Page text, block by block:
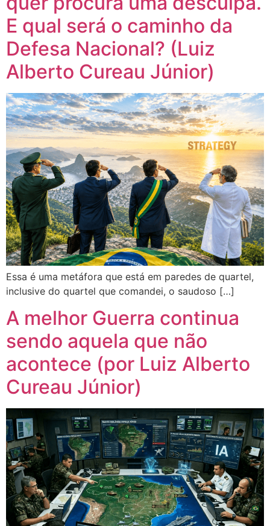
E qual será o caminho da
Defesa Nacional? (Luiz
Alberto Cureau Júnior)
Essa é uma metáfora que está em paredes de quartel,
inclusive do quartel que comandei, o saudoso […]
A melhor Guerra continua
sendo aquela que não
acontece (por Luiz Alberto
Cureau Júnior)